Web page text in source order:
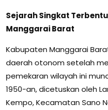
Sejarah Singkat
Manggarai Barat
Kabupaten Manggarai
daerah otonom setelah
pemekaran wilayah ini
1950-an, dicetuskan oleh
Kempo, Kecamatan Sano